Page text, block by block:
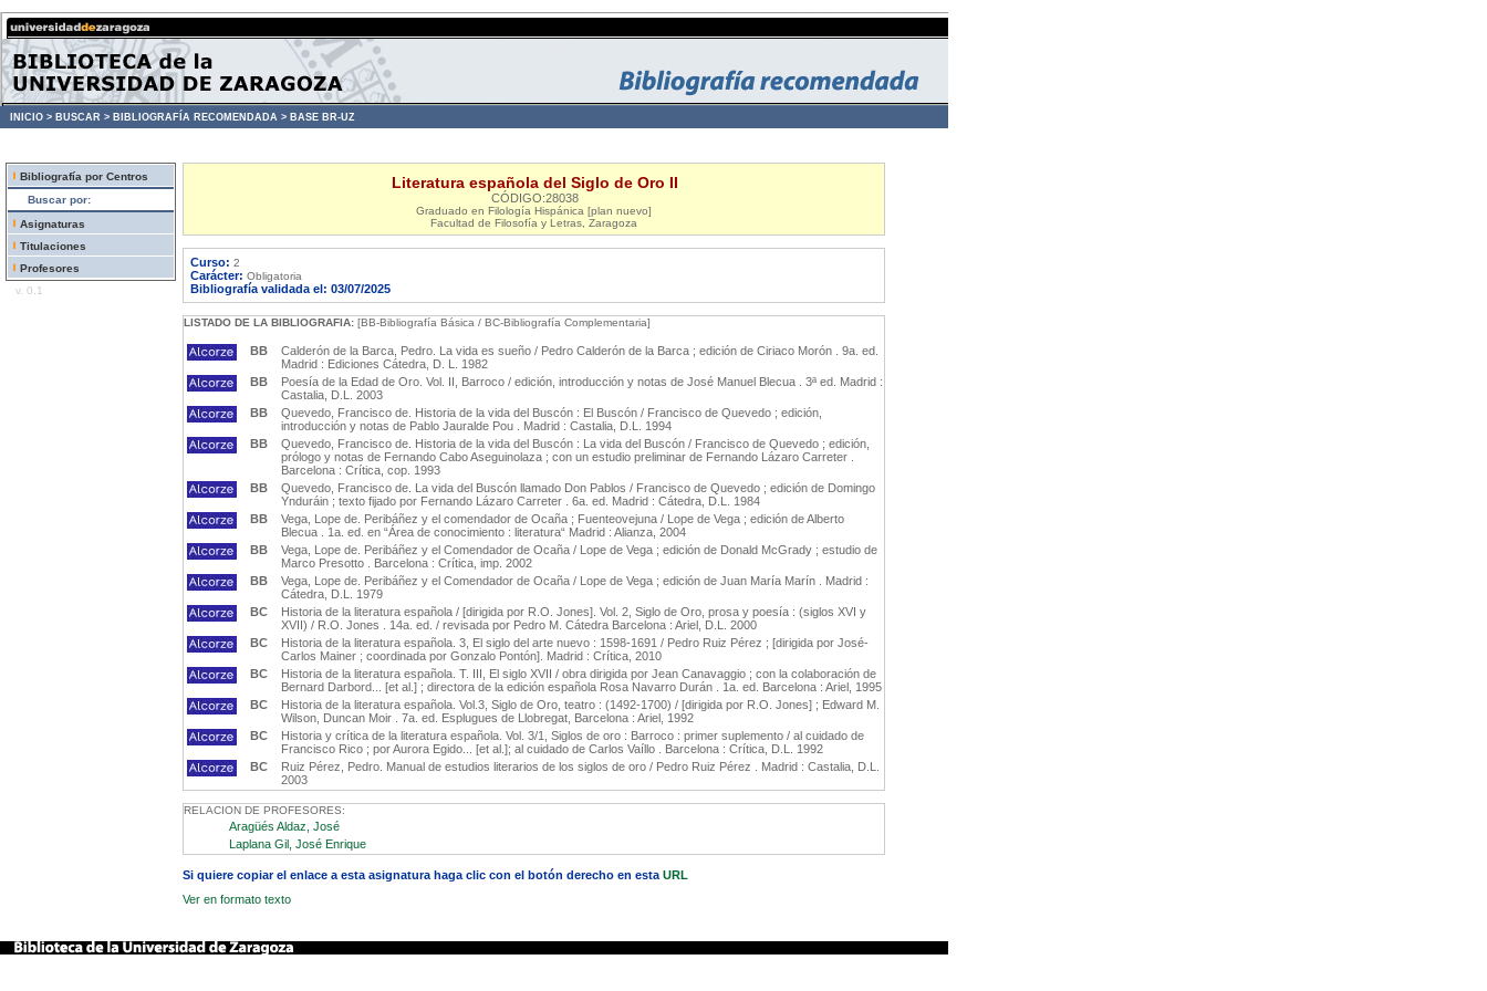
INICIO > BUSCAR > BIBLIOGRAFÍA RECOMENDADA > BASE BR-UZ
Bibliografía por Centros
Buscar por:
Asignaturas
Titulaciones
Profesores
v. 0.1
Literatura española del Siglo de Oro II
CÓDIGO:28038
Graduado en Filología Hispánica [plan nuevo]
Facultad de Filosofía y Letras, Zaragoza
Curso: 2
Carácter: Obligatoria
Bibliografía validada el: 03/07/2025
LISTADO DE LA BIBLIOGRAFIA: [BB-Bibliografía Básica / BC-Bibliografía Complementaria]
BB
Calderón de la Barca, Pedro. La vida es sueño / Pedro Calderón de la Barca ; edición de Ciriaco Morón . 9a. ed.
Madrid : Ediciones Cátedra, D. L. 1982
BB
Poesía de la Edad de Oro. Vol. II, Barroco / edición, introducción y notas de José Manuel Blecua . 3ª ed. Madrid :
Castalia, D.L. 2003
BB
Quevedo, Francisco de. Historia de la vida del Buscón : El Buscón / Francisco de Quevedo ; edición,
introducción y notas de Pablo Jauralde Pou . Madrid : Castalia, D.L. 1994
BB
Quevedo, Francisco de. Historia de la vida del Buscón : La vida del Buscón / Francisco de Quevedo ; edición,
prólogo y notas de Fernando Cabo Aseguinolaza ; con un estudio preliminar de Fernando Lázaro Carreter .
Barcelona : Crítica, cop. 1993
BB
Quevedo, Francisco de. La vida del Buscón llamado Don Pablos / Francisco de Quevedo ; edición de Domingo
Ynduráin ; texto fijado por Fernando Lázaro Carreter . 6a. ed. Madrid : Cátedra, D.L. 1984
BB
Vega, Lope de. Peribáñez y el comendador de Ocaña ; Fuenteovejuna / Lope de Vega ; edición de Alberto
Blecua . 1a. ed. en “Área de conocimiento : literatura“ Madrid : Alianza, 2004
BB
Vega, Lope de. Peribáñez y el Comendador de Ocaña / Lope de Vega ; edición de Donald McGrady ; estudio de
Marco Presotto . Barcelona : Crítica, imp. 2002
BB
Vega, Lope de. Peribáñez y el Comendador de Ocaña / Lope de Vega ; edición de Juan María Marín . Madrid :
Cátedra, D.L. 1979
BC
Historia de la literatura española / [dirigida por R.O. Jones]. Vol. 2, Siglo de Oro, prosa y poesía : (siglos XVI y
XVII) / R.O. Jones . 14a. ed. / revisada por Pedro M. Cátedra Barcelona : Ariel, D.L. 2000
BC
Historia de la literatura española. 3, El siglo del arte nuevo : 1598-1691 / Pedro Ruiz Pérez ; [dirigida por José-
Carlos Mainer ; coordinada por Gonzalo Pontón]. Madrid : Crítica, 2010
BC
Historia de la literatura española. T. III, El siglo XVII / obra dirigida por Jean Canavaggio ; con la colaboración de
Bernard Darbord... [et al.] ; directora de la edición española Rosa Navarro Durán . 1a. ed. Barcelona : Ariel, 1995
BC
Historia de la literatura española. Vol.3, Siglo de Oro, teatro : (1492-1700) / [dirigida por R.O. Jones] ; Edward M.
Wilson, Duncan Moir . 7a. ed. Esplugues de Llobregat, Barcelona : Ariel, 1992
BC
Historia y crítica de la literatura española. Vol. 3/1, Siglos de oro : Barroco : primer suplemento / al cuidado de
Francisco Rico ; por Aurora Egido... [et al.]; al cuidado de Carlos Vaíllo . Barcelona : Crítica, D.L. 1992
BC
Ruiz Pérez, Pedro. Manual de estudios literarios de los siglos de oro / Pedro Ruiz Pérez . Madrid : Castalia, D.L.
2003
RELACION DE PROFESORES:
Aragüés Aldaz, José
Laplana Gil, José Enrique
Si quiere copiar el enlace a esta asignatura haga clic con el botón derecho en esta URL
Ver en formato texto